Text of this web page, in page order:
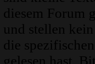
diesem Forum
und stellen
die
gelesen hast.